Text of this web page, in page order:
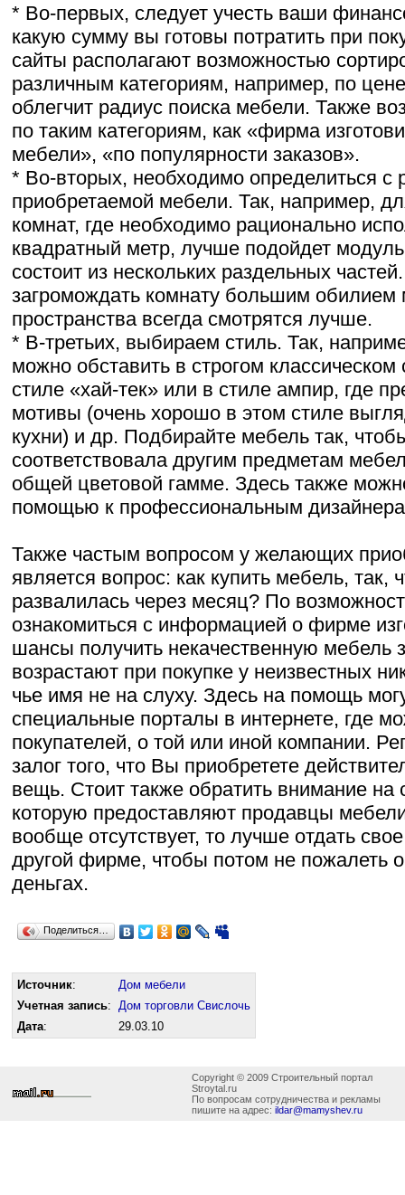
* Во-первых, следует учесть ваши
какую сумму вы готовы потратить при
сайты располагают возможностью
различным категориям, например, по
облегчит радиус поиска мебели. Также
по таким категориям, как «фирма
мебели», «по популярности заказов».
* Во-вторых, необходимо определиться с
приобретаемой мебели. Так, например,
комнат, где необходимо рационально
квадратный метр, лучше подойдет
состоит из нескольких раздельных
загромождать комнату большим обилием
пространства всегда смотрятся лучше.
* В-третьих, выбираем стиль. Так,
можно обставить в строгом
стиле «хай-тек» или в стиле ампир, где
мотивы (очень хорошо в этом стиле
кухни) и др. Подбирайте мебель так,
соответствовала другим предметам
общей цветовой гамме. Здесь также
помощью к профессиональным
Также частым вопросом у желающих
является вопрос: как купить мебель, так,
развалилась через месяц? По
ознакомиться с информацией о фирме
шансы получить некачественную мебель
возрастают при покупке у неизвестных
чье имя не на слуху. Здесь на помощь
специальные порталы в интернете, где
покупателей, о той или иной компании.
залог того, что Вы приобретете
вещь. Стоит также обратить внимание на
которую предоставляют продавцы
вообще отсутствует, то лучше отдать
другой фирме, чтобы потом не пожалеть
деньгах.
Поделиться…
Источник:
Дом мебели
Учетная запись:
Дом торговли Свислочь
Дата: 29.03.10
Copyright © 2009 Строительный портал
Stroytal.ru
По вопросам сотрудничества и рекламы
пишите на адрес: ildar@mamyshev.ru